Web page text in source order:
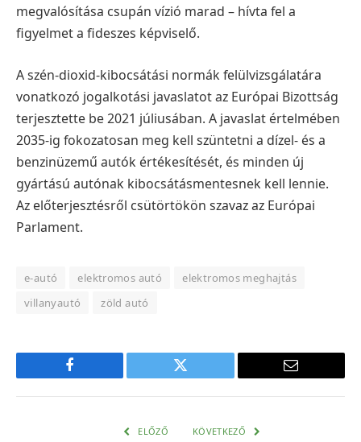
megvalósítása csupán vízió marad – hívta fel a
figyelmet a fideszes képviselő.
A szén-dioxid-kibocsátási normák felülvizsgálatára
vonatkozó jogalkotási javaslatot az Európai Bizottság
terjesztette be 2021 júliusában. A javaslat értelmében
2035-ig fokozatosan meg kell szüntetni a dízel- és a
benzinüzemű autók értékesítését, és minden új
gyártású autónak kibocsátásmentesnek kell lennie.
Az előterjesztésről csütörtökön szavaz az Európai
Parlament.
e-autó elektromos autó
elektromos meghajtás
villanyautó
zöld autó
Facebook Twitter
E-
ELŐZŐ KÖVETKEZŐ